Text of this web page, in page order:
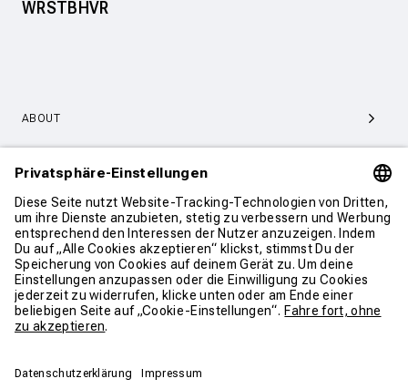
WRSTBHVR
ABOUT
SERVICE & SUPPORT
KONTAKT